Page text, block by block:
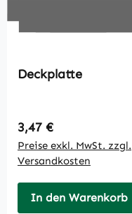
Deckplatte
Regulärer Preis:
3,47 €
Preise exkl. MwSt. zzgl.
Versandkosten
In den Warenkorb